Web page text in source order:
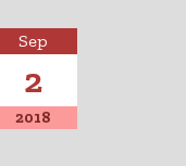
Sep
2
2018